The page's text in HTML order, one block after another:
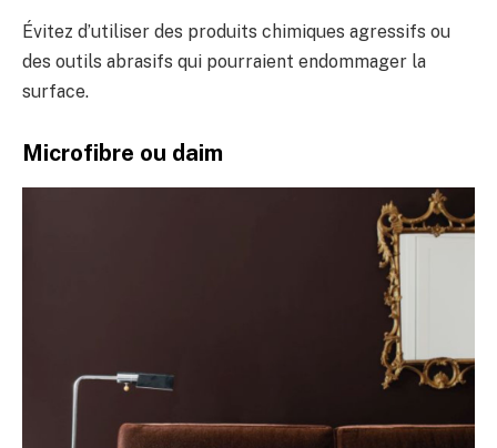
Évitez d’utiliser des produits chimiques agressifs ou
des outils abrasifs qui pourraient endommager la
surface.
Microfibre ou daim